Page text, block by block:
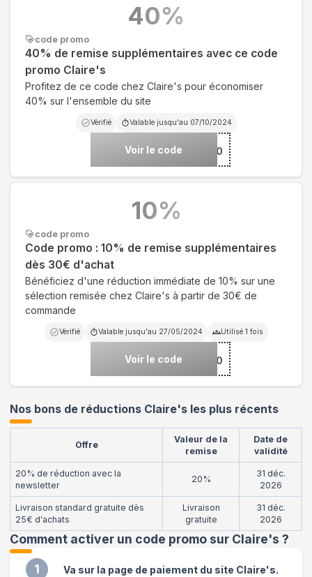
code promo
40% de remise supplémentaires avec ce code
promo Claire's
Profitez de ce code chez Claire's pour économiser
40% sur l'ensemble du site
Vérifié Valable jusqu'au 07/10/2024
Voir le code ***40
40%
code promo
Code promo : 10% de remise supplémentaires
dès 30€ d'achat
Bénéficiez d'une réduction immédiate de 10% sur une
sélection remisée chez Claire's à partir de 30€ de
commande
Vérifié Valable jusqu'au 27/05/2024 Utilisé 1 fois
Voir le code ***10
10%
Nos bons de réductions Claire's les plus récents
Offre
Valeur de la
remise
Date de
validité
20% de réduction avec la
newsletter
20%
31 déc.
2026
Livraison standard gratuite dès
25€ d'achats
Livraison
gratuite
31 déc.
2026
Comment activer un code promo sur Claire's ?
1 Va sur la page de paiement du site Claire's.